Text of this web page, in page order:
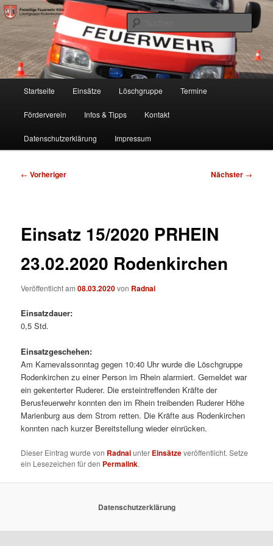
Zum
primären
Inhalt
springenFF Köln, LG RD
Freiwillige Feuerwehr Köln, Löschgruppe Rodenkirchen
Startseite Einsätze Löschgruppe Termine
Förderverein Infos & Tipps Kontakt
Datenschutzerklärung Impressum
Beitragsnavigation
← Vorheriger Nächster →
Einsatz 15/2020 PRHEIN
23.02.2020 Rodenkirchen
Veröffentlicht am08.03.2020von Radnai
Einsatzdauer:
0,5 Std.
Einsatzgeschehen:
Am Karnevalssonntag gegen 10:40 Uhr wurde die Löschgruppe
Rodenkirchen zu einer Person im Rhein alarmiert. Gemeldet war
ein gekenterter Ruderer. Die ersteintreffenden Kräfte der
Berusfeuerwehr konnten den im Rhein treibenden Ruderer Höhe
Marienburg aus dem Strom retten. Die Kräfte aus Rodenkirchen
konnten nach kurzer Bereitstellung wieder einrücken.
Dieser Eintrag wurde von Radnaiunter Einsätzeveröffentlicht. Setze
ein Lesezeichen für den Permalink.
Datenschutzerklärung